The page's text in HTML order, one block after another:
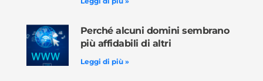
Perché alcuni domini sembrano
più affidabili di altri
Leggi di più »